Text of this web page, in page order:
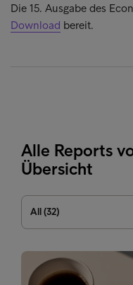
Die 15. Ausgabe des
Download bereit.
Alle Reports
Übersicht
All (32)